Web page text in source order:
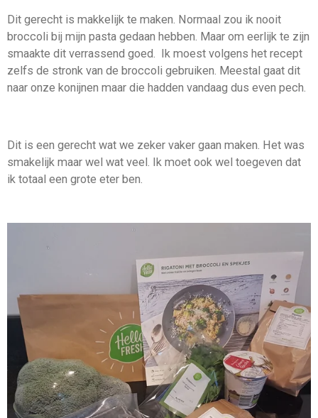
Dit gerecht is makkelijk te maken. Normaal zou ik nooit
broccoli bij mijn pasta gedaan hebben. Maar om eerlijk te zijn
smaakte dit verrassend goed. Ik moest volgens het recept
zelfs de stronk van de broccoli gebruiken. Meestal gaat dit
naar onze konijnen maar die hadden vandaag dus even pech.
Dit is een gerecht wat we zeker vaker gaan maken. Het was
smakelijk maar wel wat veel. Ik moet ook wel toegeven dat
ik totaal een grote eter ben.